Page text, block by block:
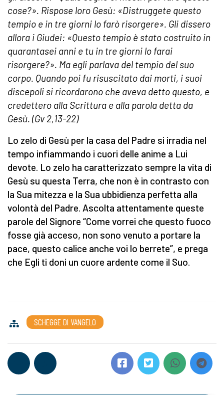
cose?». Rispose loro Gesù: «Distruggete questo
tempio e in tre giorni lo farò risorgere». Gli dissero
allora i Giudei: «Questo tempio è stato costruito in
quarantasei anni e tu in tre giorni lo farai
risorgere?». Ma egli parlava del tempio del suo
corpo. Quando poi fu risuscitato dai morti, i suoi
discepoli si ricordarono che aveva detto questo, e
credettero alla Scrittura e alla parola detta da
Gesù. (Gv 2,13-22)
Lo zelo di Gesù per la casa del Padre si irradia nel
tempo infiammando i cuori delle anime a Lui
devote. Lo zelo ha caratterizzato sempre la vita di
Gesù su questa Terra, che non è in contrasto con
la Sua mitezza e la Sua ubbidienza perfetta alla
volontà del Padre. Ascolta attentamente queste
parole del Signore “Come vorrei che questo fuoco
fosse già acceso, non sono venuto a portare la
pace, questo calice anche voi lo berrete”, e prega
che Egli ti doni un cuore ardente come il Suo.
SCHEGGE DI VANGELO